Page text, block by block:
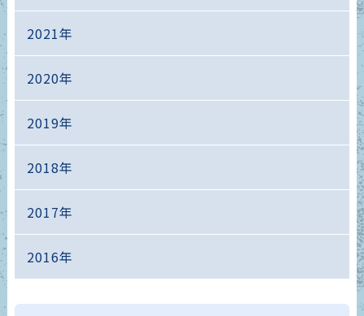
2021年
2020年
2019年
2018年
2017年
2016年